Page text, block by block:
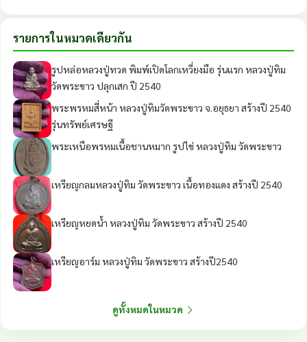
รายการในหมวดเดียวกัน
รูปหล่อหลวงปู่ทวด พิมพ์เปิดโลกเหวี่ยงมือ รุ่นแรก หลวงปู่ทิม
วัดพระขาว ปลุกเสก ปี 2540
พระพรหมสี่หน้า หลวงปู่ทิมวัดพระขาว จ.อยุธยา สร้างปี 2540
รุ่นทรัพย์เศรษฐี
พระเหนือพรหมเนื้อชานหมาก รูปไข่ หลวงปู่ทิม วัดพระขาว
เหรียญกลมหลวงปู่ทิม วัดพระขาว เนื้อทองแดง สร้างปี 2540
เหรียญหยดน้ำ หลวงปู่ทิม วัดพระขาว สร้างปี 2540
เหรียญอาร์ม หลวงปู่ทิม วัดพระขาว สร้างปี2540
ดูทั้งหมดในหมวด